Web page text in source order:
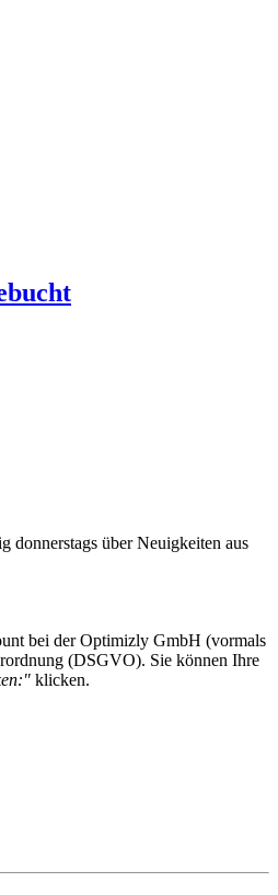
donnerstags über Neuigkeiten aus
bei der Optimizly GmbH (vormals
(DSGVO). Sie können Ihre
klicken.